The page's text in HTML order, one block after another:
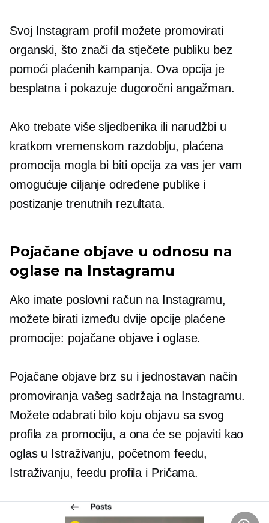
Svoj Instagram profil možete promovirati
organski, što znači da stječete publiku bez
pomoći plaćenih kampanja. Ova opcija je
besplatna i pokazuje dugoročni angažman.
Ako trebate više sljedbenika ili narudžbi u
kratkom vremenskom razdoblju, plaćena
promocija mogla bi biti opcija za vas jer vam
omogućuje ciljanje određene publike i
postizanje trenutnih rezultata.
Pojačane objave u odnosu na
oglase na Instagramu
Ako imate poslovni račun na Instagramu,
možete birati između dvije opcije plaćene
promocije: pojačane objave i oglase.
Pojačane objave brz su i jednostavan način
promoviranja vašeg sadržaja na Instagramu.
Možete odabrati bilo koju objavu sa svog
profila za promociju, a ona će se pojaviti kao
oglas u Istraživanju, početnom feedu,
Istraživanju, feedu profila i Pričama.